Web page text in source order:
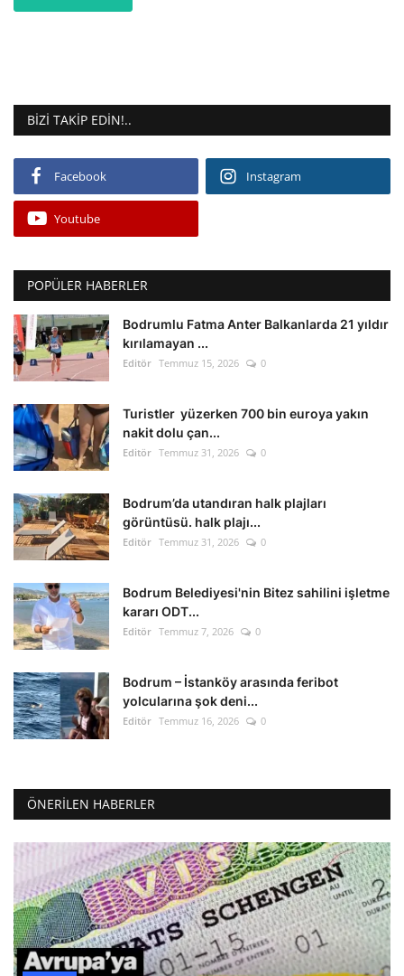
BIZI TAKIP EDIN!..
Facebook Instagram
Youtube
POPÜLER HABERLER
Bodrumlu Fatma Anter Balkanlarda 21 yıldır
kırılamayan ...
Editör Temmuz 15, 2026 0
Turistler yüzerken 700 bin euroya yakın
nakit dolu çan...
Editör Temmuz 31, 2026 0
Bodrum’da utandıran halk plajları
görüntüsü. halk plajı...
Editör Temmuz 31, 2026 0
Bodrum Belediyesi'nin Bitez sahilini işletme
kararı ODT...
Editör Temmuz 7, 2026 0
Bodrum – İstanköy arasında feribot
yolcularına şok deni...
Editör Temmuz 16, 2026 0
ÖNERILEN HABERLER